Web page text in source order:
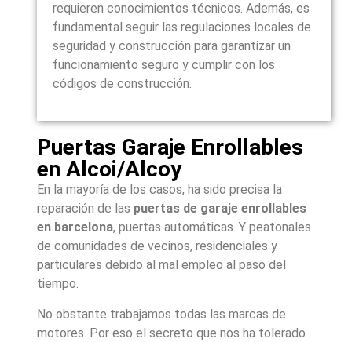
requieren conocimientos técnicos. Además, es
fundamental seguir las regulaciones locales de
seguridad y construcción para garantizar un
funcionamiento seguro y cumplir con los
códigos de construcción.
Puertas Garaje Enrollables
en Alcoi/Alcoy
En la mayoría de los casos, ha sido precisa la
reparación de las puertas de garaje enrollables
en barcelona, puertas automáticas. Y peatonales
de comunidades de vecinos, residenciales y
particulares debido al mal empleo al paso del
tiempo.
No obstante trabajamos todas las marcas de
motores. Por eso el secreto que nos ha tolerado